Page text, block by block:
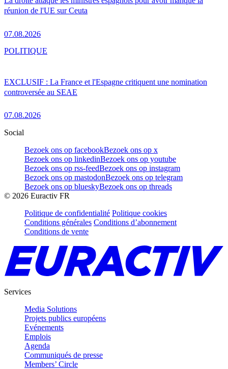
réunion de l'UE sur Ceuta
07.08.2026
EXCLUSIF : La France et l'Espagne critiquent une nomination
controversée au SEAE
07.08.2026
POLITIQUE
Social
Bezoek ons op facebookBezoek ons op x
Bezoek ons op linkedinBezoek ons op youtube
Bezoek ons op rss-feedBezoek ons op instagram
Bezoek ons op mastodonBezoek ons op telegram
Bezoek ons op blueskyBezoek ons op threads
© 2026 Euractiv FR
Politique de confidentialité Politique cookies
Conditions générales Conditions d’abonnement
Conditions de vente
Services
Media Solutions
Projets publics européens
Evénements
Emplois
Agenda
Communiqués de presse
Members’ Circle